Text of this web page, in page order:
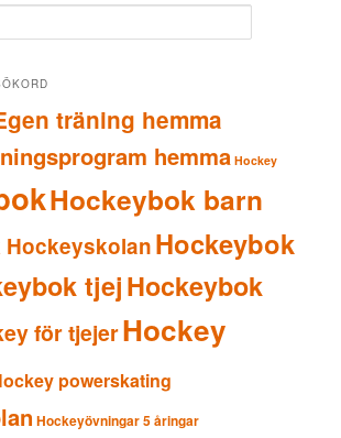
träning hemma
hemma Hockey
Hockeybok barn
Hockeybok
tjejHockeybok
för tjejerHockey
powerskating
Hockeyövningar 5 åringar